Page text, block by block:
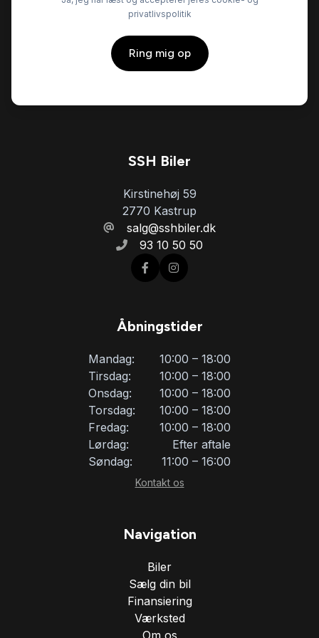
fjernbetjent centrallås
fuldautomatisk klimaanlæg
højdejusterbare forsæder
højdejusterbart førersæde
håndfri til mobil
LED kørelys
læderindtræk
musikstreaming via Bluetooth
privatlivspolitik
Ring mig op
SSH Biler
Kirstinehøj 59
2770 Kastrup
salg@sshbiler.dk
93 10 50 50
Åbningstider
Mandag:
10:00 – 18:00
Tirsdag:
10:00 – 18:00
Onsdag:
10:00 – 18:00
Torsdag:
10:00 – 18:00
Fredag:
10:00 – 18:00
Lørdag:
Efter aftale
Søndag:
11:00 – 16:00
Kontakt os
Navigation
Biler
Sælg din bil
Finansiering
Værksted
Om os